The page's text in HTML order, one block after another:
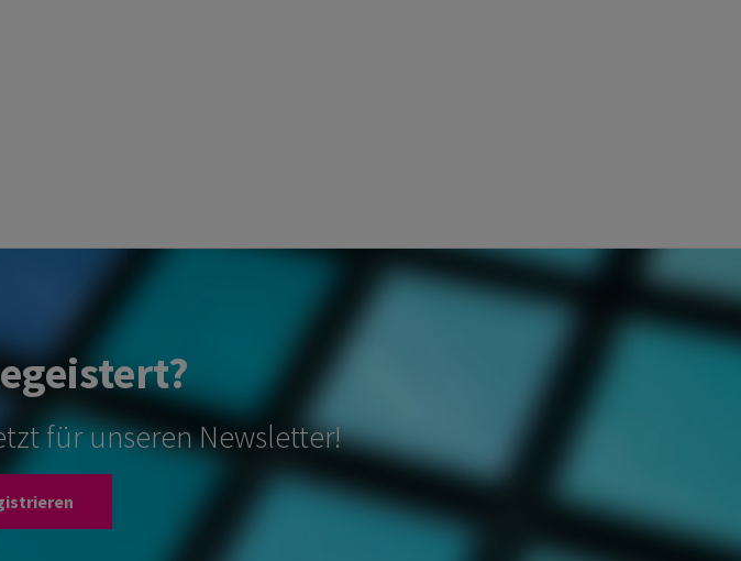
für unseren Newsletter!